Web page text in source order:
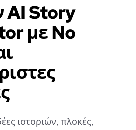
AI Story
με No
ιστοριών, πλοκές,